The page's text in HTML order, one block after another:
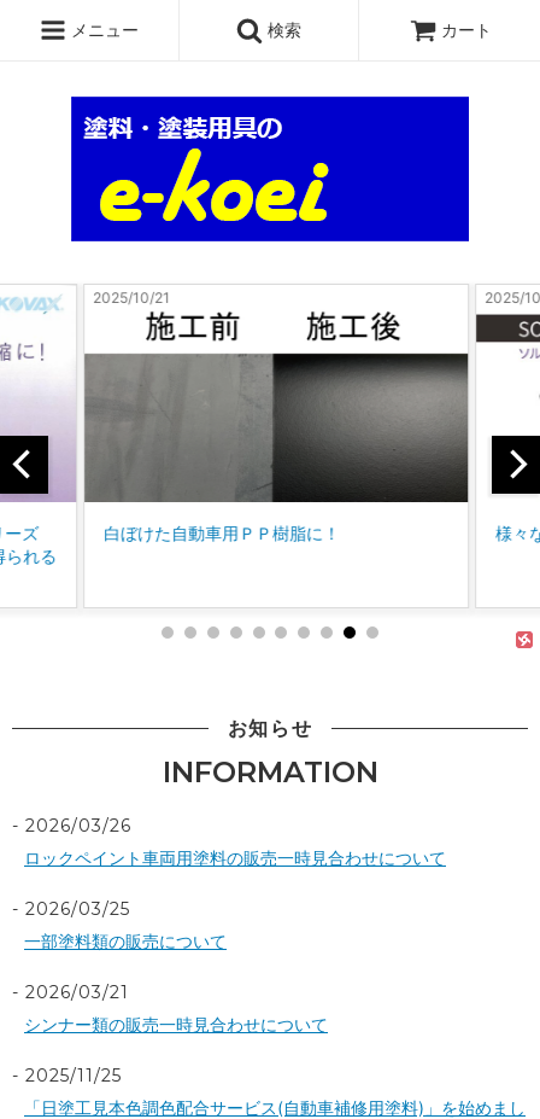
メニュー 検索 カート
用ＰＰ樹脂に！ 様々な溶剤に対応可能なトリガ
お知らせ
INFORMATION
2026/03/26
ロックペイント車両用塗料の販売一時見合わせについて
2026/03/25
一部塗料類の販売について
2026/03/21
シンナー類の販売一時見合わせについて
2025/11/25
「日塗工見本色調色配合サービス(自動車補修用塗料)」を始めまし